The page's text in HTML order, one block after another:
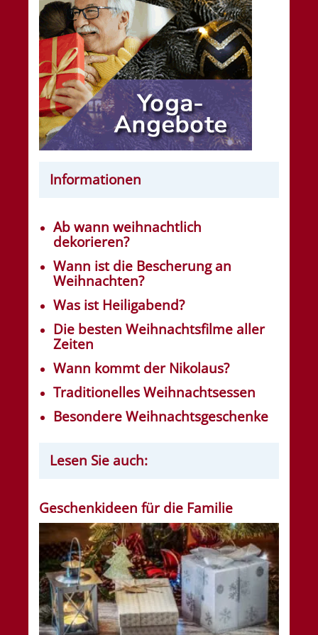
Informationen
Ab wann weihnachtlich
dekorieren?
Wann ist die Bescherung an
Weihnachten?
Was ist Heiligabend?
Die besten Weihnachtsfilme aller
Zeiten
Wann kommt der Nikolaus?
Traditionelles Weihnachtsessen
Besondere Weihnachtsgeschenke
Lesen Sie auch:
Geschenkideen für die Familie